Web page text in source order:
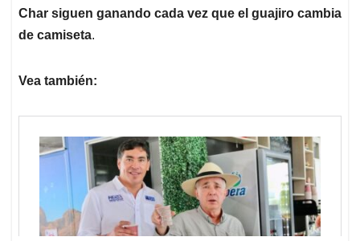
Char siguen ganando cada vez que el guajiro cambia
de camiseta.
Vea también: